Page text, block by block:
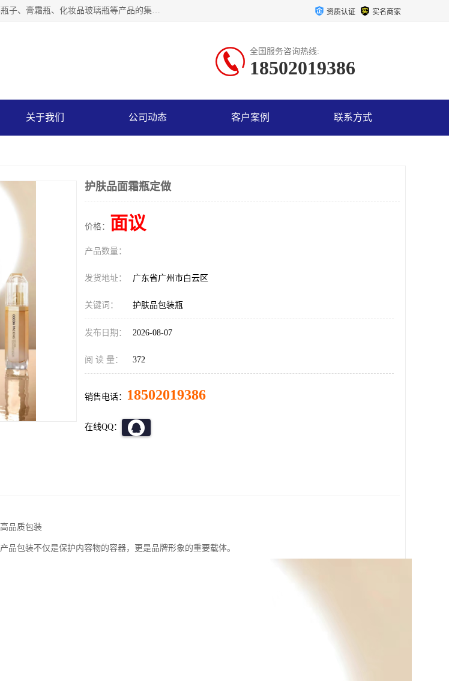
【1分钟前更新】广州乐鑫玻璃制品有限公司是一家专业从事化妆品瓶子、化妆品玻璃瓶子、膏霜瓶、化妆品玻璃瓶等产品的集开发研制、生产、销售于一体的实业型玻璃制品生产企业。产品从设计、开模、试样、生产、蒙砂、抛光、喷涂、高低温单色及多色印刷，烫金（银）到交货实现一条龙服务。 资质认证 实名商家
全国服务咨询热线:
18502019386
关于我们 公司动态 客户案例 联系方式
护肤品面霜瓶定做
价格： 面议
产品数量：
发货地址： 广东省广州市白云区
关键词： 护肤品包装瓶
发布日期： 2026-08-07
阅 读 量： 372
销售电话： 18502019386
在线QQ：
品质包装
品包装不仅是保护内容物的容器，更是品牌形象的重要载体。